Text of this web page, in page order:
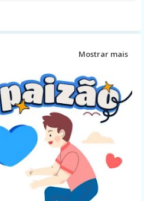
Mostrar mais